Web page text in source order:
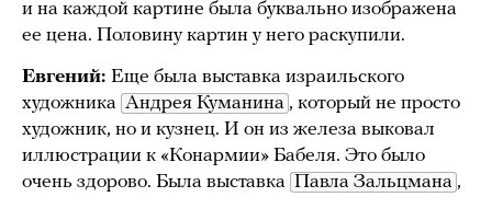
и на каждой картине была буквально изображена
ее цена. Половину картин у него раскупили.
Евгений: Еще была выставка израильского
художника Андрея Куманина , который не просто
художник, но и кузнец. И он из железа выковал
иллюстрации к «Конармии» Бабеля. Это было
очень здорово. Была выставка Павла Зальцмана ,